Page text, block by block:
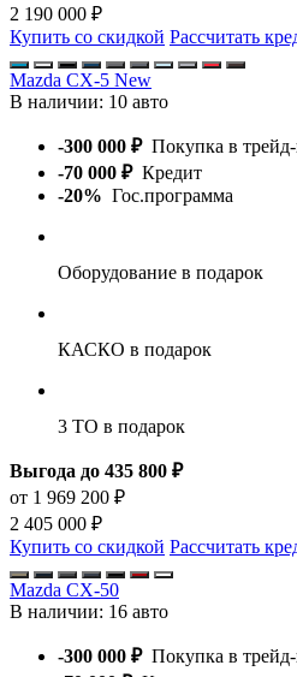
2 190 000 ₽
Купить со скидкой Рассчитать
Mazda CX-5 New
В наличии: 10 авто
-300 000 ₽ Покупка в
-70 000 ₽ Кредит
-20% Гос.программа
Оборудование в подарок
КАСКО в подарок
3 ТО в подарок
Выгода до 435 800 ₽
от 1 969 200 ₽
2 405 000 ₽
Купить со скидкой Рассчитать
Mazda CX-50
В наличии: 16 авто
-300 000 ₽ Покупка в